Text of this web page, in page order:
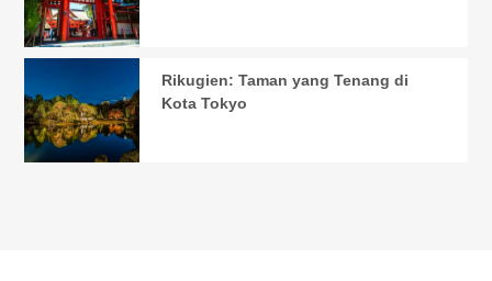
Rikugien: Taman yang Tenang di
Kota Tokyo